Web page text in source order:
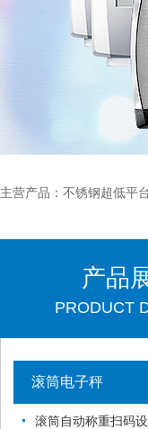
主营产品：不锈钢超低平
产品
PRODUCT
滚筒电子秤
滚筒自动称重扫码